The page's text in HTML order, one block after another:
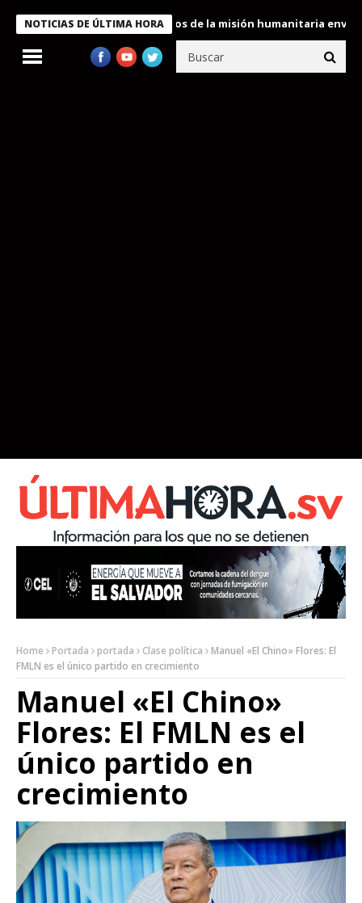
NOTICIAS DE ÚLTIMA HORA
condecora a miembros de la misión humanitaria enviada a
Home Portada portada Clase política
Manuel «El Chino» Flores: El
FMLN es el único partido en crecimiento
Manuel «El Chino»
Flores: El FMLN es el
único partido en
crecimiento